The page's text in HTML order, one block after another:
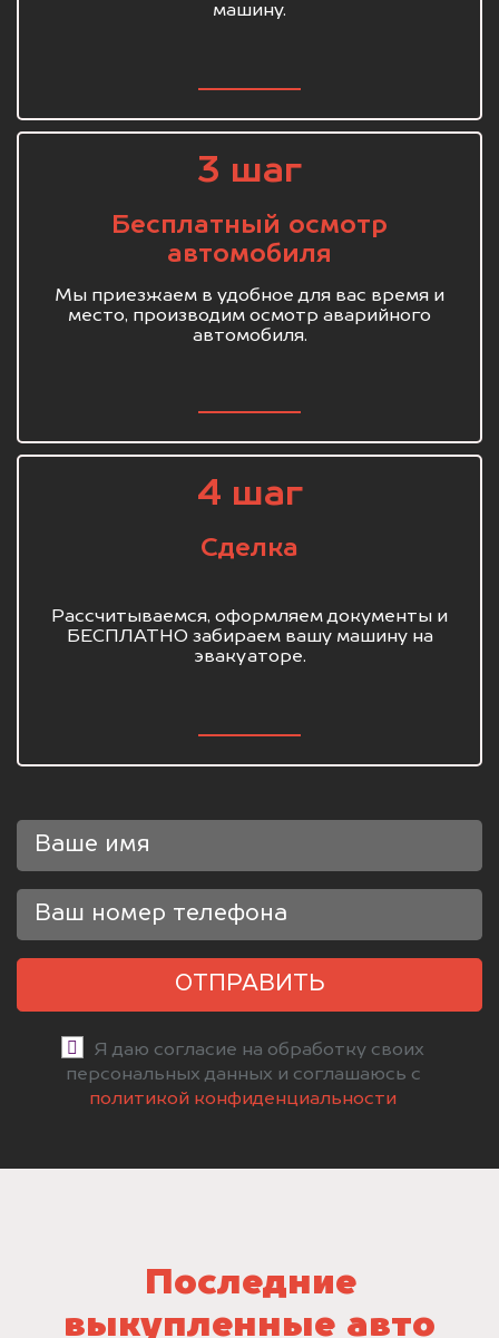
машину.
3 шаг
Бесплатный осмотр
автомобиля
Мы приезжаем в удобное для вас время и
место, производим осмотр аварийного
автомобиля.
4 шаг
Сделка
Рассчитываемся, оформляем документы и
БЕСПЛАТНО забираем вашу машину на
эвакуаторе.
ОТПРАВИТЬ
Я даю согласие на обработку своих
персональных данных и соглашаюсь с
политикой конфиденциальности
Последние
выкупленные авто